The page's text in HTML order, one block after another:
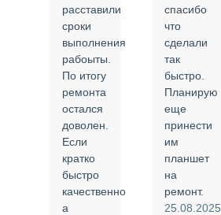
расставили
сроки
выполнения
рабоыты.
По итогу
ремонта
остался
доволен.
Если
кратко
быстро
качественно
а
спасибо
что
сделали
так
быстро.
Планирую
еще
принести
им
планшет
на
ремонт.
25.08.2025